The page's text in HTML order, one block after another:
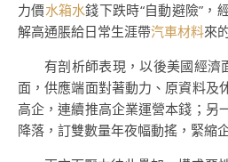
力價水箱水錢下跌時“自動避險”，
解高通脹給日常生涯帶汽車材料來
有剖析師表現，以後美國經濟
面，供應端面對著動力、原資料及
高企，連續推高企業運營本錢；另
降落，訂雙數量年夜幅動搖，緊縮